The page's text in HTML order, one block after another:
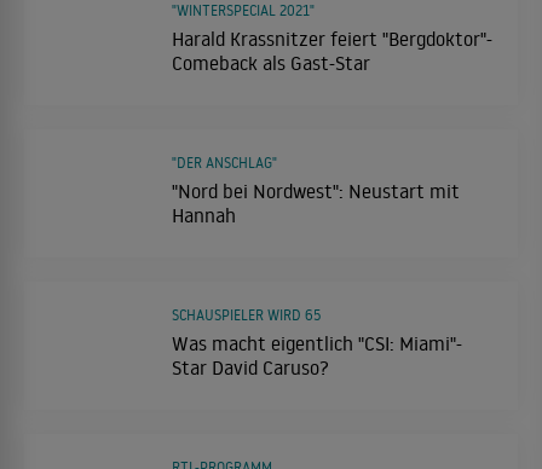
Harald Krassnitzer feiert "Bergdoktor"-
Comeback als Gast-Star
"WINTERSPECIAL 2021"
"Nord bei Nordwest": Neustart mit
Hannah
"DER ANSCHLAG"
Was macht eigentlich "CSI: Miami"-
Star David Caruso?
SCHAUSPIELER WIRD 65